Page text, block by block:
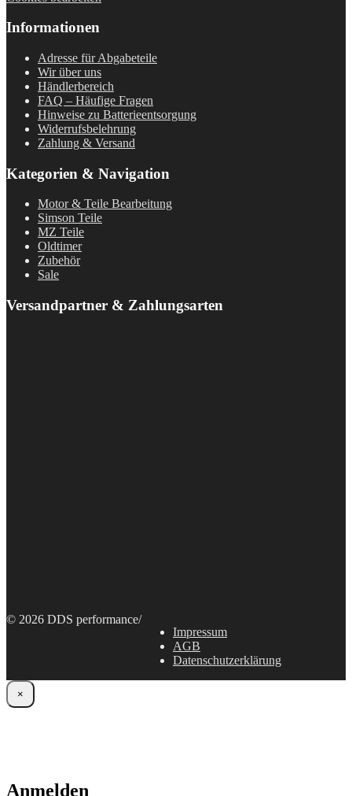
Informationen
Adresse für Abgabeteile
Wir über uns
Händlerbereich
FAQ – Häufige Fragen
Hinweise zu Batterieentsorgung
Widerrufsbelehrung
Zahlung & Versand
Kategorien & Navigation
Motor & Teile Bearbeitung
Simson Teile
MZ Teile
Oldtimer
Zubehör
Sale
Versandpartner & Zahlungsarten
© 2026 DDS performance/
Impressum
AGB
Datenschutzerklärung
×
Anmelden